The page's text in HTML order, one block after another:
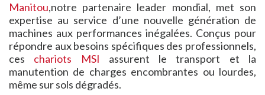
Manitou,notre partenaire leader mondial, met son
expertise au service d’une nouvelle génération de
machines aux performances inégalées. Conçus pour
répondre aux besoins spécifiques des professionnels,
ces chariots MSI assurent le transport et la
manutention de charges encombrantes ou lourdes,
même sur sols dégradés.